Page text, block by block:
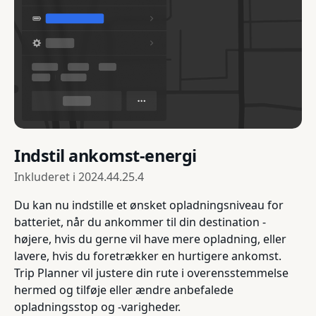
Indstil ankomst-energi
Inkluderet i 2024.44.25.4
Du kan nu indstille et ønsket opladningsniveau for
batteriet, når du ankommer til din destination -
højere, hvis du gerne vil have mere opladning, eller
lavere, hvis du foretrækker en hurtigere ankomst.
Trip Planner vil justere din rute i overensstemmelse
hermed og tilføje eller ændre anbefalede
opladningsstop og -varigheder.